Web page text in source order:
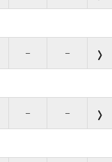
– –
– –